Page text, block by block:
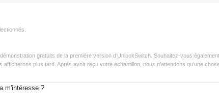
gratuits de la première version d’UnlockSwitch. Souhaitez-vous
afficherons plus tard. Après avoir reçu votre échantillon, nous n’attendons qu’une
m'intéresse ?